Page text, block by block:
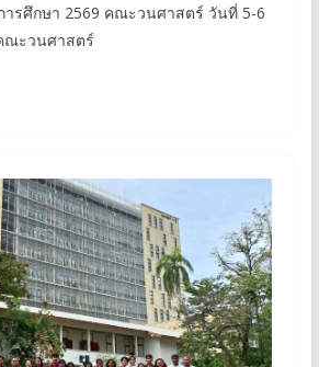
ารศึกษา 2569 คณะวนศาสตร์ วันที่ 5-6
ณะวนศาสตร์